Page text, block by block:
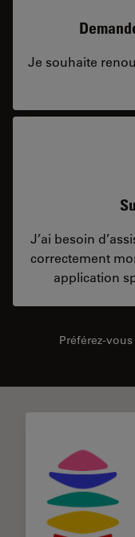
Je souhaite
J’ai besoin
correctement
application
Préférez-